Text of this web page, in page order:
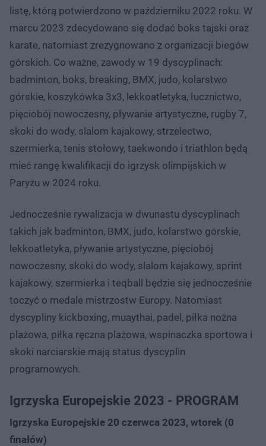
listę, którą potwierdzono w październiku 2022 roku. W
marcu 2023 zdecydowano się dodać boks tajski oraz
karate, natomiast zrezygnowano z organizacji biegów
górskich. Co ważne, zawody w 19 dyscyplinach:
badminton, boks, breaking, BMX, judo, kolarstwo
górskie, koszykówka 3x3, lekkoatletyka, łucznictwo,
pięciobój nowoczesny, pływanie artystyczne, rugby 7,
skoki do wody, slalom kajakowy, strzelectwo,
szermierka, tenis stołowy, taekwondo i triathlon będą
mieć rangę kwalifikacji do igrzysk olimpijskich w
Paryżu w 2024 roku.
Jednocześnie rywalizacja w dwunastu dyscyplinach
takich jak badminton, BMX, judo, kolarstwo górskie,
lekkoatletyka, pływanie artystyczne, pięciobój
nowoczesny, skoki do wody, slalom kajakowy, sprint
kajakowy, szermierka i teqball będzie się jednocześnie
toczyć o medale mistrzostw Europy. Natomiast
dyscypliny kickboxing, muaythai, padel, piłka nożna
plażowa, piłka ręczna plażowa, wspinaczka sportowa i
skoki narciarskie mają status dyscyplin
programowych.
Igrzyska Europejskie 2023 - PROGRAM
Igrzyska Europejskie 20 czerwca 2023, wtorek (0
finałów)